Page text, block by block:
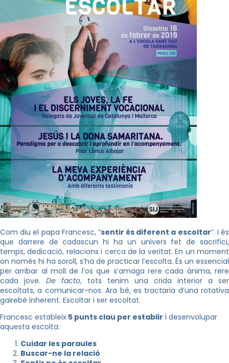
Com diu el papa Francesc, “sentir és diferent a escoltar”. I és
que darrere de cadascun hi ha un univers fet de sacrifici,
temps, dedicació, relacions i cerca de la veritat. En un moment
on només hi ha soroll, s’ha de practicar l’escolta. És un essencial
per arribar al moll de l’os que s’amaga rere cada ànima, rere
cada jove. De facto, tots tenim una crida interior a ser
escoltats, a comunicar-nos. Ara bé, es tractaria d’una rotativa
gairebé inherent. Escoltar i ser escoltat.
Francesc estableix 5 punts clau per establir i desenvolupar
aquesta escolta:
Cuidar les paraules
Buscar-ne la relació